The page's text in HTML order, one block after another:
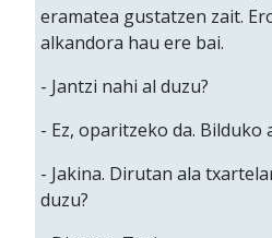
eramatea gustatzen zait.
alkandora hau ere bai.
- Jantzi nahi al duzu?
- Ez, oparitzeko da. Bilduko
- Jakina. Dirutan ala
duzu?